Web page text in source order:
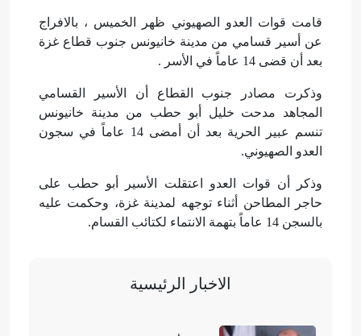
قامت قوات العدو الصهيوني ظهر الخميس ، بالافراج
عن أسير قسامي من مدينة خانيونس جنوب قطاع غزة
بعد أن قضى 14 عاماً في الأسر .
وذكرت مصادر جنوب القطاع أن الأسير القسامي
المجاهد مدحت خليل أبو حطب من مدينة خانيونس
تنسم عبير الحرية بعد أن أمضى 14 عاماً في سجون
العدو الصهيوني.
وذكر أن قوات العدو اعتقلت الأسير أبو حطب على
حاجر المطاحن أثناء توجهه لمدينة غزة، وحكمت عليه
بالسجن 14 عاماً بتهمة الانتماء لكتائب القسام.
الاخبار الرئيسية